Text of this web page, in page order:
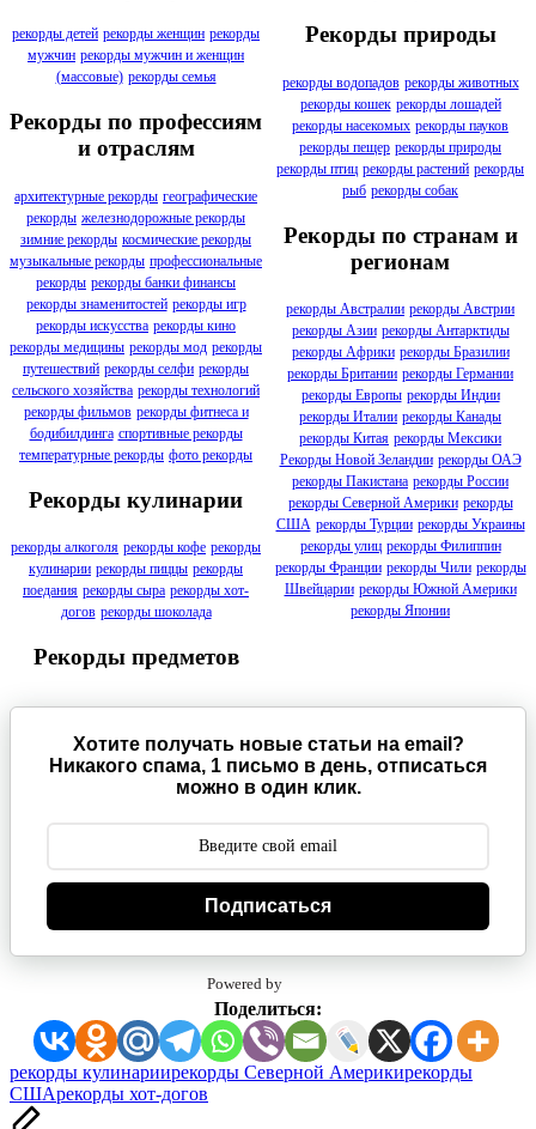
рекорды детей рекорды женщин рекорды
мужчин рекорды мужчин и женщин
(массовые) рекорды семья
Рекорды по профессиям
и отраслям
архитектурные рекорды географические
рекорды железнодорожные рекорды
зимние рекорды космические рекорды
музыкальные рекорды профессиональные
рекорды рекорды банки финансы
рекорды знаменитостей рекорды игр
рекорды искусства рекорды кино
рекорды медицины рекорды мод рекорды
путешествий рекорды селфи рекорды
сельского хозяйства рекорды технологий
рекорды фильмов рекорды фитнеса и
бодибилдинга спортивные рекорды
температурные рекорды фото рекорды
Рекорды кулинарии
рекорды алкоголя рекорды кофе рекорды
кулинарии рекорды пиццы рекорды
поедания рекорды сыра рекорды хот-
догов рекорды шоколада
Рекорды предметов
Рекорды природы
рекорды водопадов рекорды животных
рекорды кошек рекорды лошадей
рекорды насекомых рекорды пауков
рекорды пещер рекорды природы
рекорды птиц рекорды растений рекорды
рыб рекорды собак
Рекорды по странам и
регионам
рекорды Австралии рекорды Австрии
рекорды Азии рекорды Антарктиды
рекорды Африки рекорды Бразилии
рекорды Британии рекорды Германии
рекорды Европы рекорды Индии
рекорды Италии рекорды Канады
рекорды Китая рекорды Мексики
Рекорды Новой Зеландии рекорды ОАЭ
рекорды Пакистана рекорды России
рекорды Северной Америки рекорды
США рекорды Турции рекорды Украины
рекорды улиц рекорды Филиппин
рекорды Франции рекорды Чили рекорды
Швейцарии рекорды Южной Америки
рекорды Японии
Хотите получать новые статьи на email?
Никакого спама, 1 письмо в день, отписаться
можно в один клик.
Подписаться
Powered by
Поделиться:
Метки:
рекорды кулинариирекорды Северной Америкирекорды
СШАрекорды хот-догов